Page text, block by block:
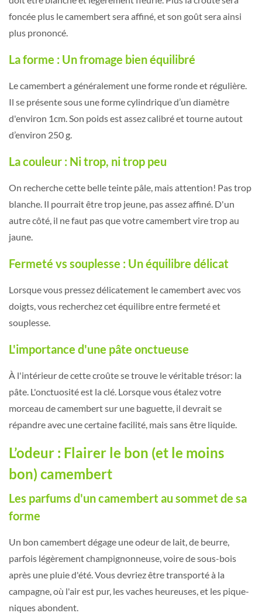
foncée plus le camembert sera affiné, et son goût sera ainsi
plus prononcé.
La forme : Un fromage bien équilibré
Le camembert a généralement une forme ronde et régulière.
Il se présente sous une forme cylindrique d’un diamètre
d'environ 1cm. Son poids est assez calibré et tourne autout
d’environ 250 g.
La couleur : Ni trop, ni trop peu
On recherche cette belle teinte pâle, mais attention! Pas trop
blanche. Il pourrait être trop jeune, pas assez affiné. D'un
autre côté, il ne faut pas que votre camembert vire trop au
jaune.
Fermeté vs souplesse : Un équilibre délicat
Lorsque vous pressez délicatement le camembert avec vos
doigts, vous recherchez cet équilibre entre fermeté et
souplesse.
L'importance d'une pâte onctueuse
À l'intérieur de cette croûte se trouve le véritable trésor: la
pâte. L'onctuosité est la clé. Lorsque vous étalez votre
morceau de camembert sur une baguette, il devrait se
répandre avec une certaine facilité, mais sans être liquide.
L’odeur : Flairer le bon (et le moins
bon) camembert
Les parfums d'un camembert au sommet de sa
forme
Un bon camembert dégage une odeur de lait, de beurre,
parfois légèrement champignonneuse, voire de sous-bois
après une pluie d'été. Vous devriez être transporté à la
campagne, où l'air est pur, les vaches heureuses, et les pique-
niques abondent.